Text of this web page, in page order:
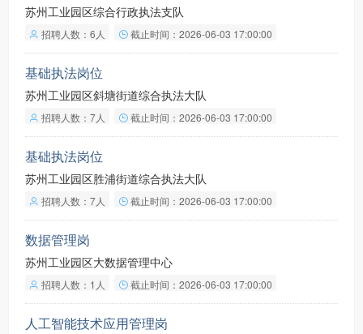
苏州工业园区综合行政执法支队
招聘人数：6人 截止时间：2026-06-03 17:00:00
基础执法岗位
苏州工业园区斜塘街道综合执法大队
招聘人数：7人 截止时间：2026-06-03 17:00:00
基础执法岗位
苏州工业园区胜浦街道综合执法大队
招聘人数：7人 截止时间：2026-06-03 17:00:00
数据管理岗
苏州工业园区大数据管理中心
招聘人数：1人 截止时间：2026-06-03 17:00:00
人工智能技术应用管理岗